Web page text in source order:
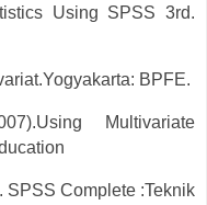
Using SPSS 3rd.
BPFE.
Multivariate
SPSS Complete :Teknik